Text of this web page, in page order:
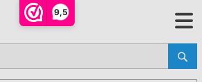
9,5
écht familiebedrijf met
in RVS producten
buitenhuis, waaronder